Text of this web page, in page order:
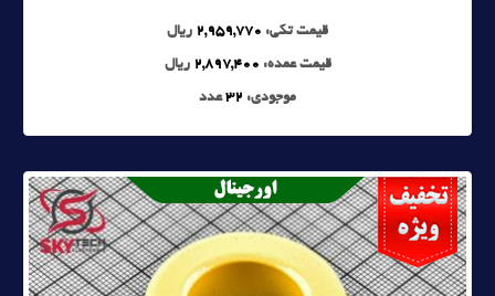
قیمت تکی: 2,959,770 ریال
قیمت عمده: 2,897,400 ریال
موجودی: 32عدد